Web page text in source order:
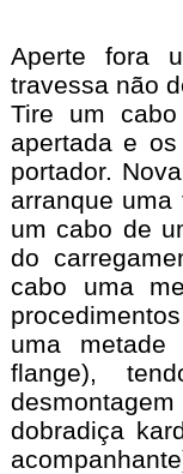
Aperte fora
travessa não
Tire um
apertada e
portador.
arranque
um cabo de
do
cabo uma
uma
flange),
dobradiça